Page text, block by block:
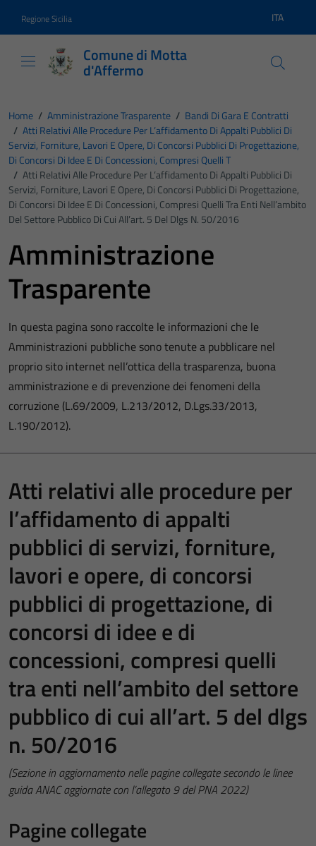
Regione Sicilia Lingua
ITA
Comune di Motta
d'Affermo
Home / Amministrazione Trasparente / Bandi Di Gara E Contratti
/ Atti Relativi Alle Procedure Per L’affidamento Di Appalti Pubblici Di
Servizi, Forniture, Lavori E Opere, Di Concorsi Pubblici Di Progettazione,
Di Concorsi Di Idee E Di Concessioni, Compresi Quelli T
/ Atti Relativi Alle Procedure Per L’affidamento Di Appalti Pubblici Di
Servizi, Forniture, Lavori E Opere, Di Concorsi Pubblici Di Progettazione,
Di Concorsi Di Idee E Di Concessioni, Compresi Quelli Tra Enti Nell’ambito
Del Settore Pubblico Di Cui All’art. 5 Del Dlgs N. 50/2016
Amministrazione
Trasparente
In questa pagina sono raccolte le informazioni che le
Amministrazioni pubbliche sono tenute a pubblicare nel
proprio sito internet nell’ottica della trasparenza, buona
amministrazione e di prevenzione dei fenomeni della
corruzione (L.69/2009, L.213/2012, D.Lgs.33/2013,
L.190/2012).
Atti relativi alle procedure per
l’affidamento di appalti
pubblici di servizi, forniture,
lavori e opere, di concorsi
pubblici di progettazione, di
concorsi di idee e di
concessioni, compresi quelli
tra enti nell’ambito del settore
pubblico di cui all’art. 5 del dlgs
n. 50/2016
(Sezione in aggiornamento nelle pagine collegate secondo le linee
guida ANAC aggiornate con l’allegato 9 del PNA 2022)
Pagine collegate